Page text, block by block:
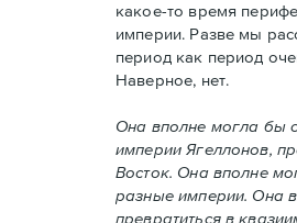
какое-то время
империи. Разве мы
период как период
Наверное, нет.
Она вполне могла бы
империи Ягеллонов,
Восток. Она вполне
разные империи. Она
превратиться в